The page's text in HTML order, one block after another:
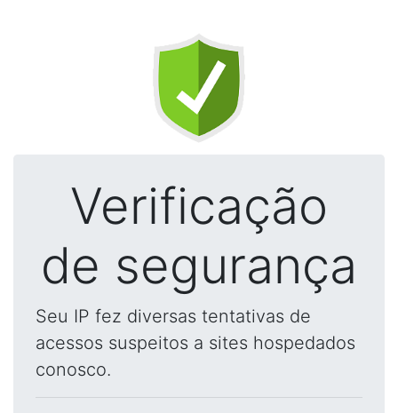
Verificação
de segurança
Seu IP fez diversas tentativas de
acessos suspeitos a sites hospedados
conosco.